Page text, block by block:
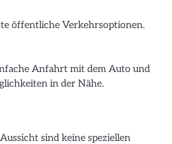
öffentliche Verkehrsoptionen.
Anfahrt mit dem Auto und
in der Nähe.
sind keine speziellen